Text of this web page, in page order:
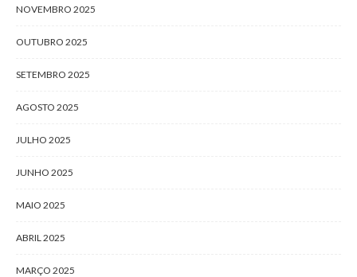
NOVEMBRO 2025
OUTUBRO 2025
SETEMBRO 2025
AGOSTO 2025
JULHO 2025
JUNHO 2025
MAIO 2025
ABRIL 2025
MARÇO 2025